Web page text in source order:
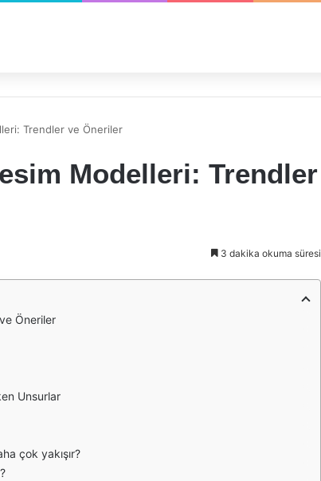
Trendler ve Öneriler
Modelleri: Trendler
3 dakika okuma süresi
Öneriler
Unsurlar
çok yakışır?